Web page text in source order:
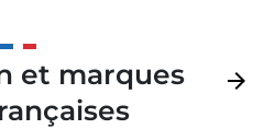
et marques
arrow_forward